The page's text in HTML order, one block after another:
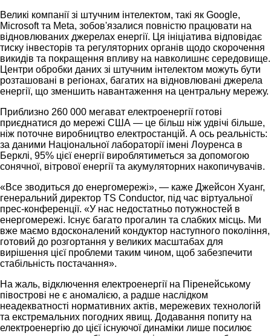
Великі компанії зі штучним інтелектом, такі як Google,
Microsoft та Meta, зобов'язалися повністю працювати на
відновлюваних джерелах енергії. Ця ініціатива відповідає
тиску інвесторів та регуляторних органів щодо скорочення
викидів та покращення впливу на навколишнє середовище.
Центри обробки даних зі штучним інтелектом можуть бути
розташовані в регіонах, багатих на відновлювані джерела
енергії, що зменшить навантаження на центральну мережу.
Приблизно 260 000 мегават електроенергії готові
приєднатися до мережі США — це більш ніж удвічі більше,
ніж поточне виробництво електростанцій. А ось реальність:
за даними Національної лабораторії імені Лоуренса в
Берклі, 95% цієї енергії вироблятиметься за допомогою
сонячної, вітрової енергії та акумуляторних накопичувачів.
«Все зводиться до енергомережі», — каже Джейсон Хуанг,
генеральний директор TS Conductor, під час віртуальної
прес-конференції. «У нас недостатньо потужностей в
енергомережі. Існує багато прогалин та слабких місць. Ми
вже маємо вдосконалений кондуктор наступного покоління,
готовий до розгортання у великих масштабах для
вирішення цієї проблеми таким чином, щоб забезпечити
стабільність постачання».
На жаль, відключення електроенергії на Піренейському
півострові не є аномалією, а радше наслідком
неадекватності нормативних актів, мережевих технологій
та екстремальних погодних явищ. Додавання попиту на
електроенергію до цієї існуючої динаміки лише посилює